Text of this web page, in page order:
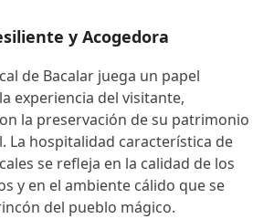
y Acogedora
de Bacalar juega un papel
experiencia del visitante,
la preservación de su patrimonio
La hospitalidad característica de
se refleja en la calidad de los
y en el ambiente cálido que se
del pueblo mágico.